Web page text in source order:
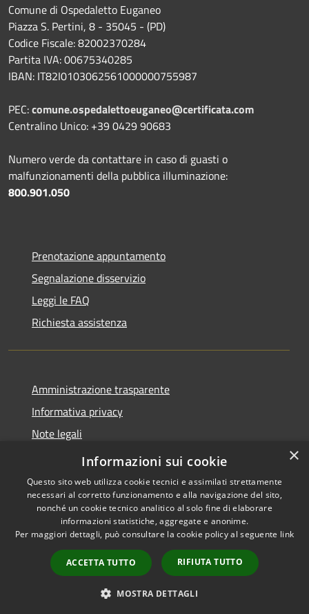
Comune di Ospedaletto Euganeo
Piazza S. Pertini, 8 - 35045 - (PD)
Codice Fiscale: 82002370284
Partita IVA: 00675340285
IBAN: IT82I0103062561000000755987
PEC:comune.ospedalettoeuganeo@certificata.com
Centralino Unico: +39 0429 90683
Numero verde da contattare in caso di guasti o
malfunzionamenti della pubblica illuminazione:
800.901.050
Prenotazione appuntamento
Segnalazione disservizio
Leggi le FAQ
Richiesta assistenza
Amministrazione trasparente
Informativa privacy
Note legali
Dichiarazione di accessibilità
Accessibilità
Copyright © 2026 • Comune di
Ospedaletto Euganeo •
Powered byMunicipium
Accesso redazione
×
Informazioni sui cookie
Questo sito web utilizza cookie tecnici e assimilati strettamente
necessari al corretto funzionamento e alla navigazione del sito,
nonché un cookie tecnico analitico al solo fine di elaborare
informazioni statistiche, aggregate e anonime.
Per maggiori dettagli, può consultare la cookie policy al seguente link
ACCETTA TUTTO RIFIUTA TUTTO
MOSTRA DETTAGLI